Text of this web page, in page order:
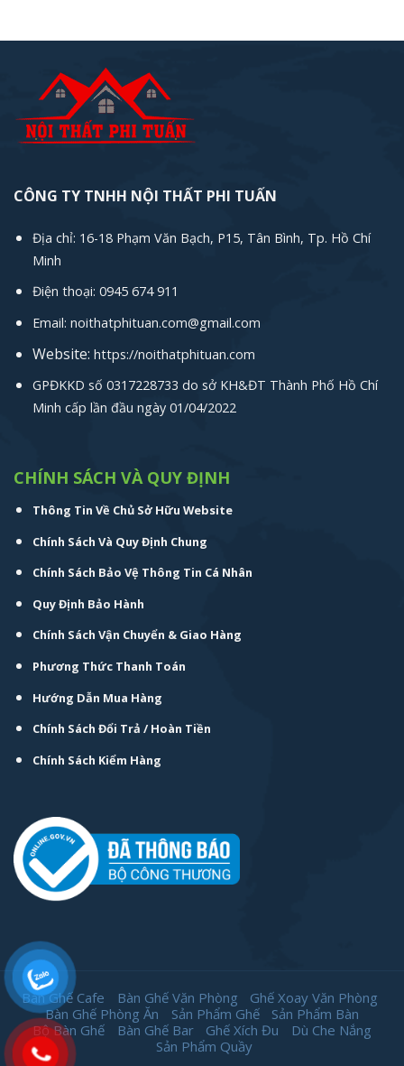
CÔNG TY TNHH NỘI THẤT PHI TUẤN
Địa chỉ: 16-18 Phạm Văn Bạch, P15, Tân Bình, Tp. Hồ Chí
Minh
Điện thoại: 0945 674 911
Email: noithatphituan.com@gmail.com
Website: https://noithatphituan.com
GPĐKKD số 0317228733 do sở KH&ĐT Thành Phố Hồ Chí
Minh cấp lần đầu ngày 01/04/2022
CHÍNH SÁCH VÀ QUY ĐỊNH
Thông Tin Về Chủ Sở Hữu Website
Chính Sách Và Quy Định Chung
Chính Sách Bảo Vệ Thông Tin Cá Nhân
Quy Định Bảo Hành
Chính Sách Vận Chuyển & Giao Hàng
Phương Thức Thanh Toán
Hướng Dẫn Mua Hàng
Chính Sách Đổi Trả / Hoàn Tiền
Chính Sách Kiểm Hàng
Bàn Ghế Cafe Bàn Ghế Văn Phòng
Ghế Xoay Văn Phòng
Bàn Ghế Phòng Ăn
Sản Phẩm Ghế
Sản Phẩm Bàn
Bộ Bàn Ghế
Bàn Ghế Bar Ghế Xích Đu
Dù Che Nắng
Sản Phẩm Quầy